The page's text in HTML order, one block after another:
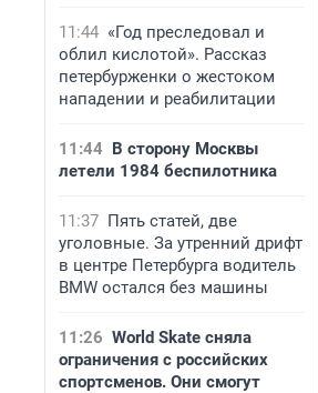
11:44 «Год преследовал и
облил кислотой». Рассказ
петербурженки о жестоком
нападении и реабилитации
11:44 В сторону Москвы
летели 1984 беспилотника
11:37 Пять статей, две
уголовные. За утренний дрифт
в центре Петербурга водитель
BMW остался без машины
11:26 World Skate сняла
ограничения с российских
спортсменов. Они смогут